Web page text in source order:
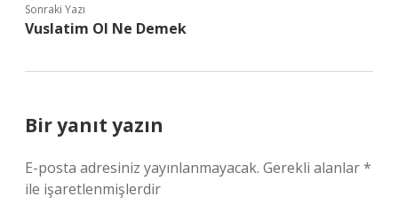
Sonraki Yazı
Vuslatim Ol Ne Demek
Bir yanıt yazın
E-posta adresiniz yayınlanmayacak. Gerekli alanlar*
ile işaretlenmişlerdir